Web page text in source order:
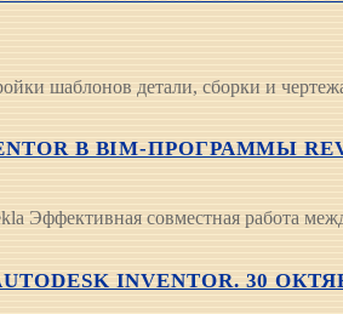
шаблонов детали, сборки и
В BIM-ПРОГРАММЫ
совместная работа
INVENTOR. 30